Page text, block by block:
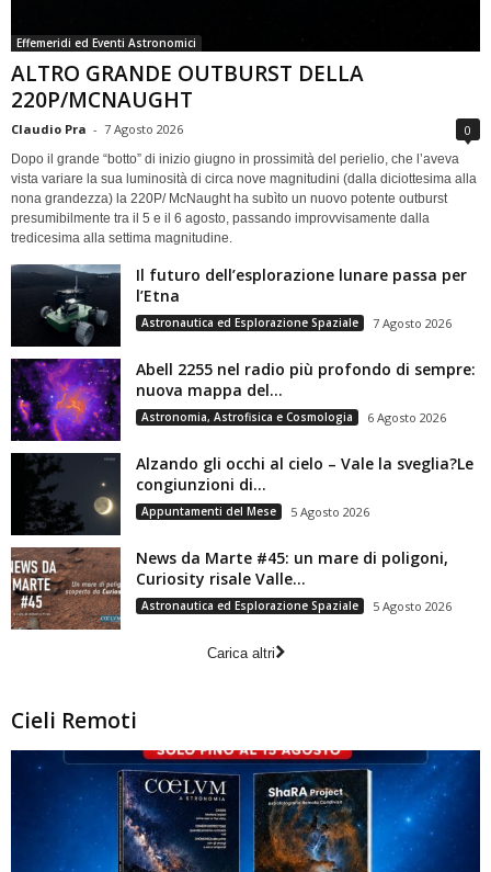
Effemeridi ed Eventi Astronomici
ALTRO GRANDE OUTBURST DELLA
220P/MCNAUGHT
Claudio Pra - 7 Agosto 2026 0
Dopo il grande “botto” di inizio giugno in prossimità del perielio, che l’aveva
vista variare la sua luminosità di circa nove magnitudini (dalla diciottesima alla
nona grandezza) la 220P/ McNaught ha subìto un nuovo potente outburst
presumibilmente tra il 5 e il 6 agosto, passando improvvisamente dalla
tredicesima alla settima magnitudine.
Il futuro dell’esplorazione lunare passa per
l’Etna
Astronautica ed Esplorazione Spaziale 7 Agosto 2026
Abell 2255 nel radio più profondo di sempre:
nuova mappa del...
Astronomia, Astrofisica e Cosmologia 6 Agosto 2026
Alzando gli occhi al cielo – Vale la sveglia?Le
congiunzioni di...
Appuntamenti del Mese 5 Agosto 2026
News da Marte #45: un mare di poligoni,
Curiosity risale Valle...
Astronautica ed Esplorazione Spaziale 5 Agosto 2026
Carica altri
Cieli Remoti